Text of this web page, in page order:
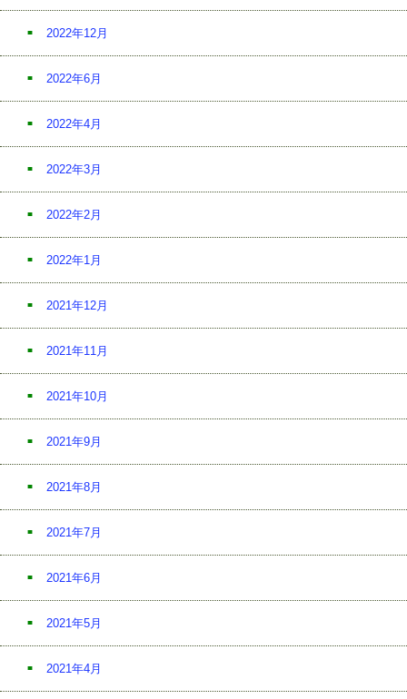
2022年12月
2022年6月
2022年4月
2022年3月
2022年2月
2022年1月
2021年12月
2021年11月
2021年10月
2021年9月
2021年8月
2021年7月
2021年6月
2021年5月
2021年4月